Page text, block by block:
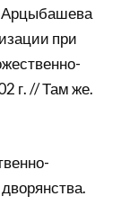
Арцыбашева
при
г. // Там же.